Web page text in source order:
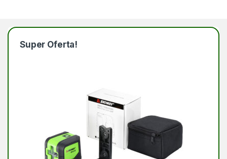
Super Oferta!